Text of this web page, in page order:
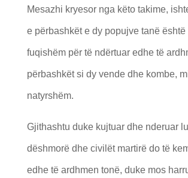
Mesazhi kryesor nga këto takime,
e përbashkët e dy popujve tanë është
fuqishëm për të ndërtuar edhe të
përbashkët si dy vende dhe kombe,
natyrshëm.
Gjithashtu duke kujtuar dhe nderuar
dëshmorë dhe civilët martirë do të
edhe të ardhmen tonë, duke mos